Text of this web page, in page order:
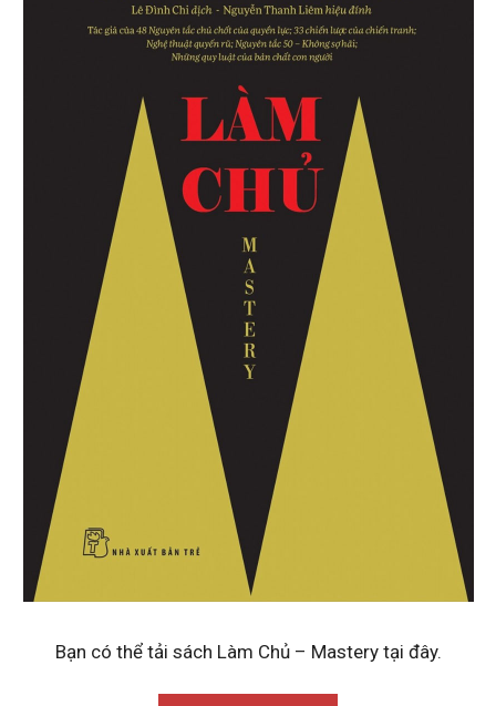
Bạn có thể tải sách Làm Chủ – Mastery tại đây.